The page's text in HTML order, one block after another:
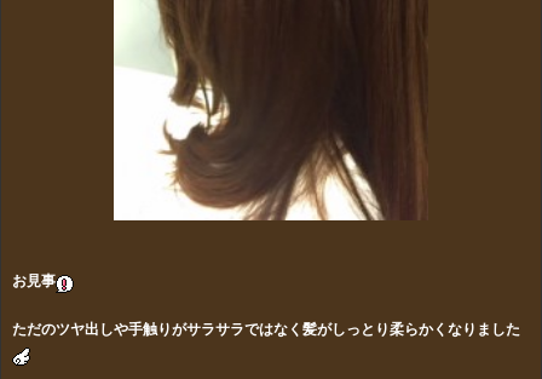
お見事
ただのツヤ出しや手触りがサラサラではなく髪がしっとり柔らかくなりました